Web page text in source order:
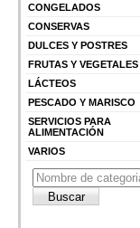
CONGELADOS
CONSERVAS
DULCES Y POSTRES
FRUTAS Y VEGETALES
LÁCTEOS
PESCADO Y MARISCO
SERVICIOS PARA
ALIMENTACIÓN
VARIOS